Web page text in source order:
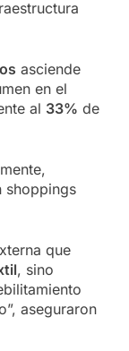
asciende
en el
al 33% de
shoppings
que
, sino
aseguraron